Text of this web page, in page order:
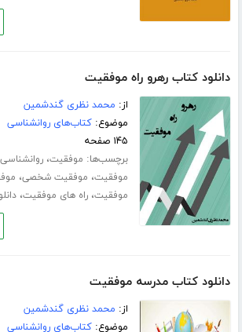
دانلود کتاب رهرو راه موفقیت
از: محمد نظری گندشمین
موضوع:کتاب‌های روانشناسی
۱۴۵ صفحه
برچسب‌ها: موفقیت،
موفقیت، موفقیت شخصی،
موفقیت،راه های موفقیت،
دانلود کتاب مدرسه موفقیت
از: محمد نظری گندشمین
موضوع:کتاب‌های روانشناسی